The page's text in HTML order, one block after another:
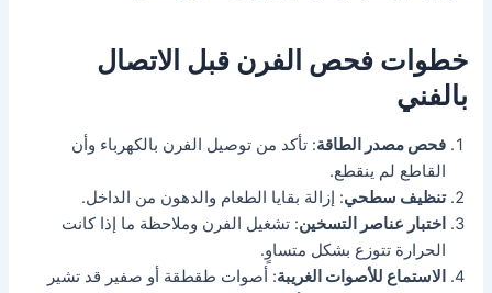
خطوات فحص الفرن قبل الاتصال
بالفني
فحص مصدر الطاقة: تأكد من توصيل الفرن بالكهرباء وأن
القاطع لم ينقطع.
تنظيف سطحي: إزالة بقايا الطعام والدهون من الداخل.
اختبار عناصر التسخين: تشغيل الفرن وملاحظة ما إذا كانت
الحرارة تتوزع بشكل متساوٍ.
الاستماع للأصوات الغريبة: أصوات طقطقة أو صفير قد تشير